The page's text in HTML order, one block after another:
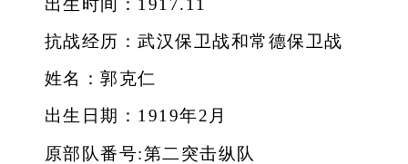
抗战经历：武汉保卫战和常德保卫战
姓名：郭克仁
出生日期：1919年2月
原部队番号:第二突击纵队